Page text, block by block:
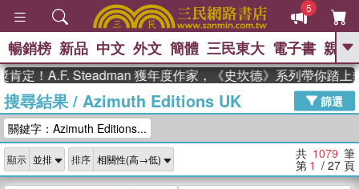
5
GO
熱搜： 東野圭吾 、 高希均教授回憶錄
、 The Odyssey 、 父親節 、 如果歷
獎 臺灣漫遊錄 、 方念華 、 台灣的李
登輝時代
數學女孩：黎曼猜想 、
偉大的迷走神經
暢銷榜 新品 中文 外文 簡體 三民東大 電子書 親子
A.F. Steadman 獲年度作家，《史坎德》系列帶你踏上熱血奇
搜尋結果/ Azimuth Editions UK
篩選
關鍵字：Azimuth Editions...
顯示 排序 共 1079 筆
第 1 / 27 頁